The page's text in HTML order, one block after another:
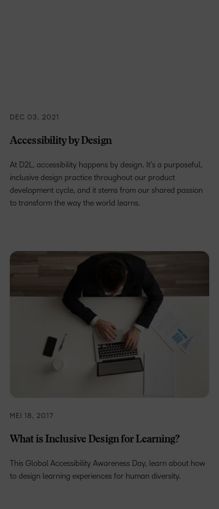
DEC 03, 2021
Accessibility by Design
At D2L, accessibility happens by design. It’s a purposeful,
inclusive design practice throughout our product
development cycle, and it stems from our shared passion
to transform the way the world learns.
MEI 18, 2017
What is Inclusive Design for Learning?
This Global Accessibility Awareness Day, learn about how
to design learning experiences for human diversity.